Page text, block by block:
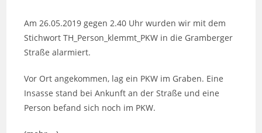
Am 26.05.2019 gegen 2.40 Uhr wurden wir mit dem
Stichwort TH_Person_klemmt_PKW in die Gramberger
Straße alarmiert.
Vor Ort angekommen, lag ein PKW im Graben. Eine
Insasse stand bei Ankunft an der Straße und eine
Person befand sich noch im PKW.